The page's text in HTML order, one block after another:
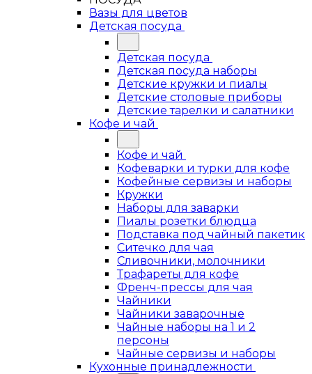
Вазы для цветов
Детская посуда
Детская посуда
Детская посуда наборы
Детские кружки и пиалы
Детские столовые приборы
Детские тарелки и салатники
Кофе и чай
Кофе и чай
Кофеварки и турки для кофе
Кофейные сервизы и наборы
Кружки
Наборы для заварки
Пиалы розетки блюдца
Подставка под чайный пакетик
Ситечко для чая
Сливочники, молочники
Трафареты для кофе
Френч-прессы для чая
Чайники
Чайники заварочные
Чайные наборы на 1 и 2
персоны
Чайные сервизы и наборы
Кухонные принадлежности